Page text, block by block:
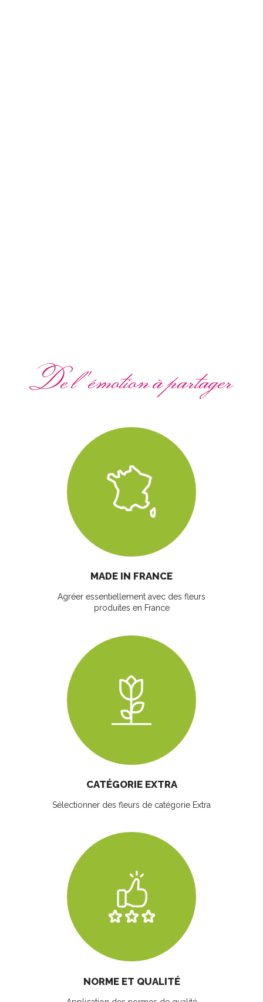
De l'émotion à partager
MADE IN FRANCE
Agréer essentiellement avec des fleurs
produites en France
CATÉGORIE EXTRA
Sélectionner des fleurs de catégorie Extra
NORME ET QUALITÉ